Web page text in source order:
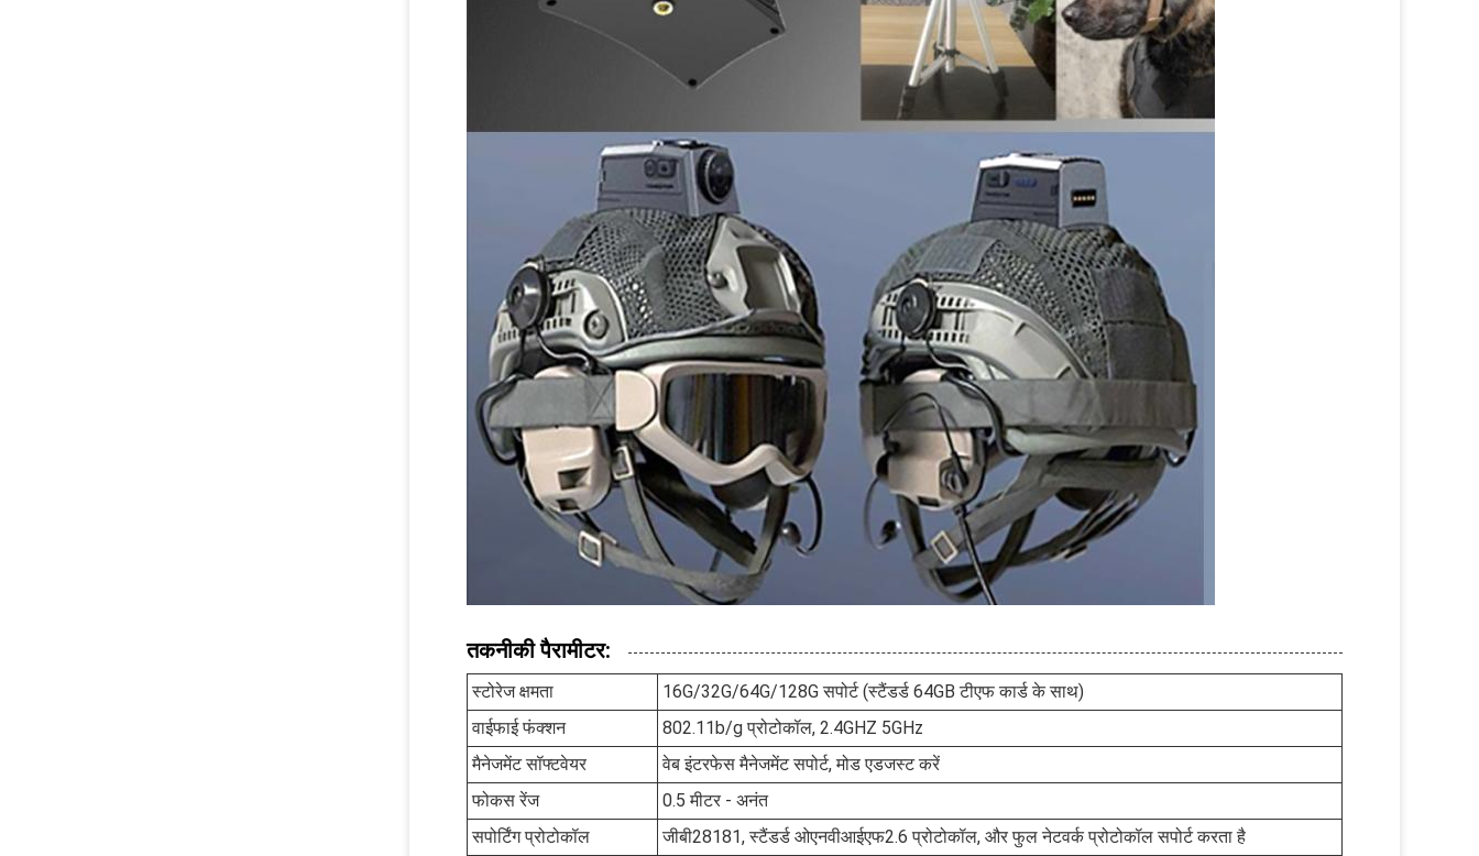
तकनीकी पैरामीटर:
स्टोरेज क्षमता
16G/32G/64G/128G सपोर्ट (स्टैंडर्ड 64GB टीएफ कार्ड के साथ)
वाईफाई फंक्शन
802.11b/g प्रोटोकॉल, 2.4GHZ 5GHz
मैनेजमेंट सॉफ्टवेयर
वेब इंटरफेस मैनेजमेंट सपोर्ट, मोड एडजस्ट करें
फोकस रेंज
0.5 मीटर - अनंत
सपोर्टिंग प्रोटोकॉल
जीबी28181, स्टैंडर्ड ओएनवीआईएफ2.6 प्रोटोकॉल, और फुल नेटवर्क प्रोटोकॉल सपोर्ट करता है